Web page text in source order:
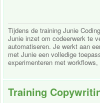
Tijdens de training Junie
Junie inzet om codeerwerk te
automatiseren. Je werkt aan
met Junie een volledige
experimenteren met
Training